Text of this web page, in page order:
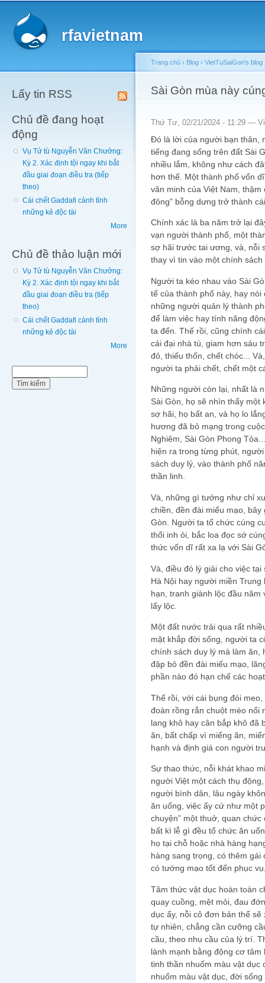
rfavietnam
Lấy tin RSS
Chủ đề đang hoạt
động
Vụ Tử tù Nguyễn Văn Chưởng:
Kỳ 2. Xác định tội ngay khi bắt
đầu giai đoạn điều tra (tiếp
theo)
Cái chết Gaddafi cảnh tỉnh
những kẻ độc tài
More
Chủ đề thảo luận mới
Vụ Tử tù Nguyễn Văn Chưởng:
Kỳ 2. Xác định tội ngay khi bắt
đầu giai đoạn điều tra (tiếp
theo)
Cái chết Gaddafi cảnh tỉnh
những kẻ độc tài
More
You are here
Trang chủ › Blog › VietTuSaiGon's blog
Sài Gòn mùa này
Thứ Tư, 02/21/2024 - 11:29 —
Đó là lời của người bạn thân,
tiếng đang sống trên đất Sài
nhiều lắm, không như cách
hơn thế. Một thành phố vốn
văn minh của Việt Nam,
đông” bỗng dưng trở thành
Chính xác là ba năm trở lại
vạn người thành phố, một
sợ hãi trước tai ương, và, nỗi
thay vì tin vào một chính
Người ta kéo nhau vào Sài
tế của thành phố này, hay
những người quản lý thành
để làm việc hay tính năng
ta đến. Thế rồi, cũng chính
cái đại nhà tù, giam hơn sáu
đỏ, thiếu thốn, chết chóc...
người ta phải chết, chết một
Những người còn lại, nhất là
Sài Gòn, họ sẽ nhìn thấy
sợ hãi, họ bất an, và họ lo
hương đã bỏ mạng trong
Nghiêm, Sài Gòn Phong
hiện ra trong từng phút,
sách duy lý, vào thành phố
thần linh.
Và, những gì tưởng như chỉ
chiền, đền đài miếu mạo,
Gòn. Người ta tổ chức cúng
thổi inh ỏi, bắc loa đọc sớ
thức vốn dĩ rất xa lạ với Sài
Và, điều đó lý giải cho việc
Hà Nội hay người miền
hạn, tranh giành lộc đầu
lấy lộc.
Một đất nước trải qua rất
mặt khắp đời sống, người ta
chính sách duy lý mà làm ăn,
đập bỏ đền đài miếu mạo,
phần nào đó hạn chế các
Thế rồi, với cái bụng đói
đoàn rồng rắn chuột mèo nối
lang khô hay cân bắp khô đã
ăn, bất chấp vì miếng ăn,
hạnh và định giá con người
Sự thao thức, nỗi khát khao
người Việt một cách thụ
người bình dân, lâu ngày
ăn uống, việc ấy cứ như một
chuyện” một thuở, quan
bất kì lễ gì đều tổ chức ăn
họ tại chỗ hoặc nhà hàng
hàng sang trọng, có thêm
có tướng mạo tốt đến phục
Tâm thức vật dục hoàn toàn
quay cuồng, mệt mỏi, đau
dục ấy, nỗi cô đơn bản thể
tự nhiên, chẳng cần cưỡng
cầu, theo nhu cầu của lý trí.
lành mạnh bằng động cơ
tinh thần nhuốm màu vật dục
nhuốm màu vật dục, đời